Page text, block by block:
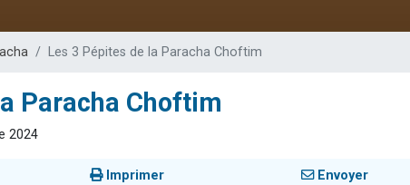
Les 3 Pépites de la Paracha Choftim
Paracha Choftim
2024
Imprimer Envoyer